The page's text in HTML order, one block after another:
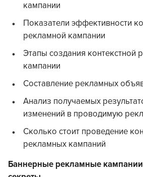
кампании
Показатели эффективности
рекламной кампании
Этапы создания контекстной
кампании
Составление рекламных
Анализ получаемых
изменений в проводимую
Сколько стоит проведение
рекламных кампаний
Баннерные рекламные